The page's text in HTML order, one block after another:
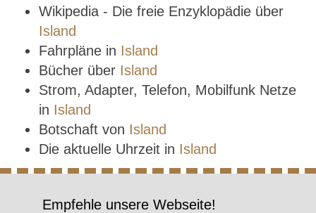
Wikipedia - Die freie Enzyklopädie über
Island
Fahrpläne in Island
Bücher über Island
Strom, Adapter, Telefon, Mobilfunk Netze
in Island
Botschaft von Island
Die aktuelle Uhrzeit in Island
Empfehle unsere Webseite!